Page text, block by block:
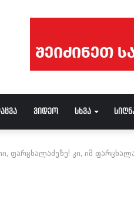
ვიდეო სხვა
ფარცხალაძეზე! კი, იმ